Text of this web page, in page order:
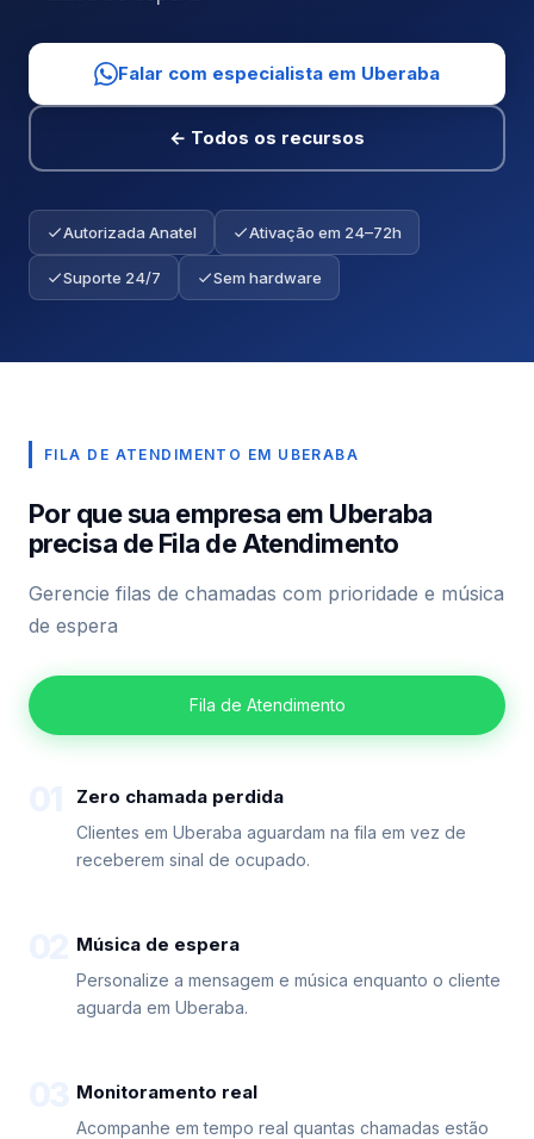
Falar com especialista em Uberaba
← Todos os recursos
Autorizada Anatel Ativação em 24–72h
Suporte 24/7 Sem hardware
FILA DE ATENDIMENTO EM UBERABA
Por que sua empresa em Uberaba
precisa de Fila de Atendimento
Gerencie filas de chamadas com prioridade e música
de espera
Fila de Atendimento
Zero chamada perdida
Clientes em Uberaba aguardam na fila em vez de
receberem sinal de ocupado.
Música de espera
Personalize a mensagem e música enquanto o cliente
aguarda em Uberaba.
Monitoramento real
Acompanhe em tempo real quantas chamadas estão